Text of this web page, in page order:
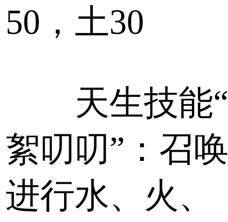
50，土30
天生技能
絮叨叨”：召
进行水、火、